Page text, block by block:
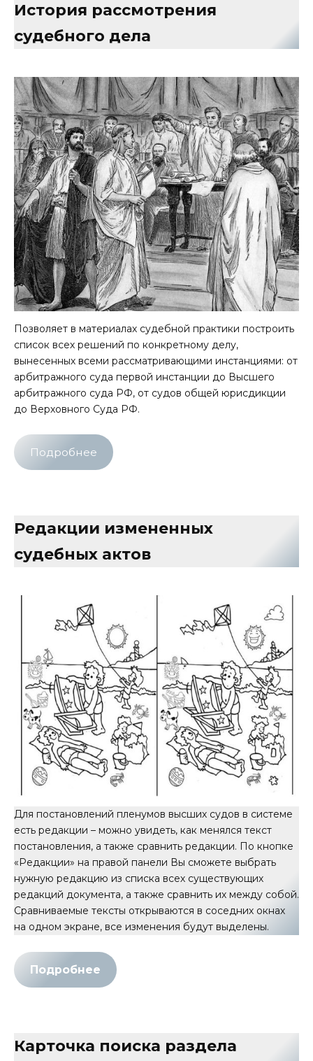
История рассмотрения
судебного дела
Позволяет в материалах судебной практики построить
список всех решений по конкретному делу,
вынесенных всеми рассматривающими инстанциями: от
арбитражного суда первой инстанции до Высшего
арбитражного суда РФ, от судов общей юрисдикции
до Верховного Суда РФ.
Подробнее
Редакции измененных
судебных актов
Для постановлений пленумов высших судов в системе
есть редакции – можно увидеть, как менялся текст
постановления, а также сравнить редакции. По кнопке
«Редакции» на правой панели Вы сможете выбрать
нужную редакцию из списка всех существующих
редакций документа, а также сравнить их между собой.
Сравниваемые тексты открываются в соседних окнах
на одном экране, все изменения будут выделены.
Подробнее
Карточка поиска раздела